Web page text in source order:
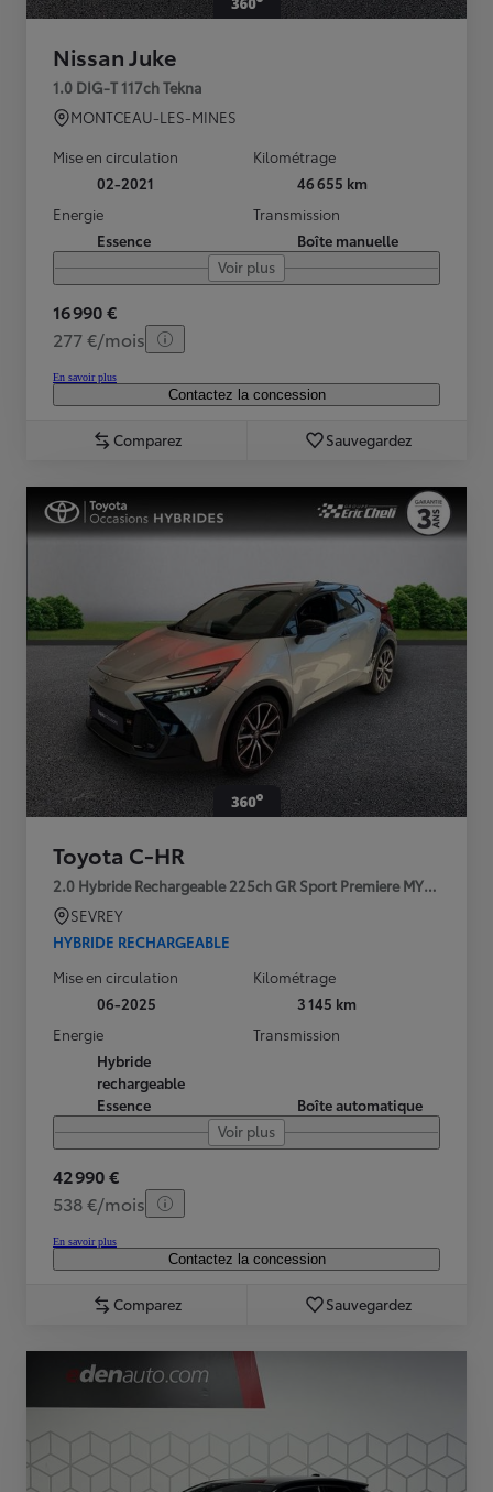
Nissan Juke
1.0 DIG-T 117ch Tekna
MONTCEAU-LES-MINES
Mise en circulation
02-2021
Kilométrage
46 655 km
Energie
Essence
Transmission
Boîte manuelle
Voir plus
16 990 €
277 €/mois
En savoir plus
Contactez la concession
Comparez Sauvegardez
Toyota C-HR
2.0 Hybride Rechargeable 225ch GR Sport Premiere MY25
SEVREY
HYBRIDE RECHARGEABLE
Mise en circulation
06-2025
Kilométrage
3 145 km
Energie
Hybride
rechargeable
Essence
Transmission
Boîte automatique
Voir plus
42 990 €
538 €/mois
En savoir plus
Contactez la concession
Comparez Sauvegardez